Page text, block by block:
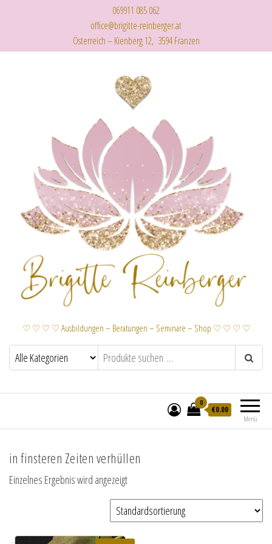
069911 085 062
office@brigitte-reinberger.at
Österreich – Kienberg 12, 3594 Franzen
♡ ♡ ♡ ♡ Ausbildungen – Beratungen – Seminare – Shop ♡ ♡ ♡ ♡
Menü
0
€0.00
in finsteren Zeiten verhüllen
Einzelnes Ergebnis wird angezeigt